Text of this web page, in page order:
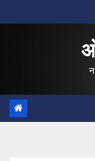
to